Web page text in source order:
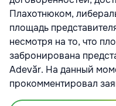
Плахотнюком,
площадь
несмотря на то, что
забронирована
Adevăr. На данный
прокомментировал